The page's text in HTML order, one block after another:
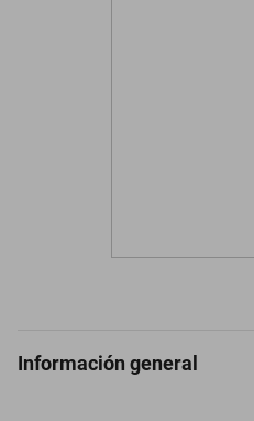
Información general